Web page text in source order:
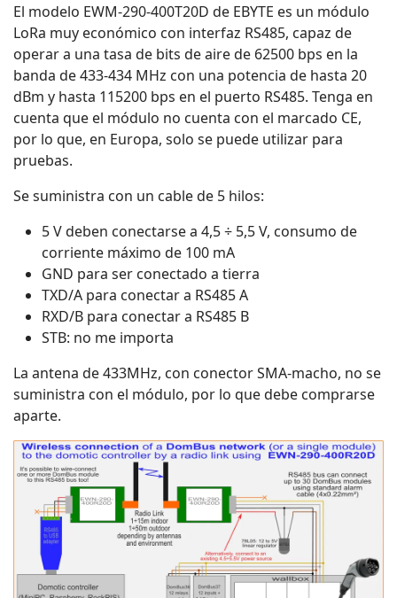
El modelo EWM-290-400T20D de EBYTE es un módulo
LoRa muy económico con interfaz RS485, capaz de
operar a una tasa de bits de aire de 62500 bps en la
banda de 433-434 MHz con una potencia de hasta 20
dBm y hasta 115200 bps en el puerto RS485. Tenga en
cuenta que el módulo no cuenta con el marcado CE,
por lo que, en Europa, solo se puede utilizar para
pruebas.
Se suministra con un cable de 5 hilos:
5 V deben conectarse a 4,5 ÷ 5,5 V, consumo de
corriente máximo de 100 mA
GND para ser conectado a tierra
TXD/A para conectar a RS485 A
RXD/B para conectar a RS485 B
STB: no me importa
La antena de 433MHz, con conector SMA-macho, no se
suministra con el módulo, por lo que debe comprarse
aparte.